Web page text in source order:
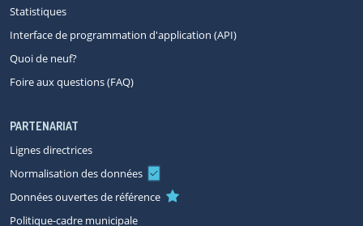
Statistiques
Interface de programmation d'application (API)
Quoi de neuf?
Foire aux questions (FAQ)
PARTENARIAT
Lignes directrices
Normalisation des données
Données ouvertes de référence
Politique-cadre municipale